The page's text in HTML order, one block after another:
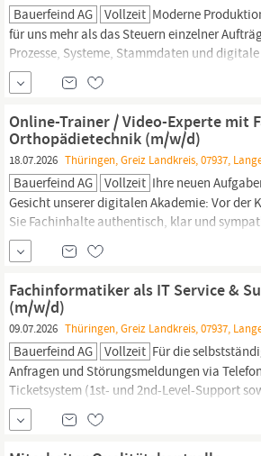
Bauerfeind AG Vollzeit Moderne
für uns mehr als das Steuern einzelner
Prozesse, Systeme, Stammdaten und
einer leistungsfähigen Planungs- und
dieser Rolle arbeiten Sie an der
unserer Produktionsplanung mit. Sie
modernen SAP-ERP-Umfeld,...
Online-Trainer / Video-Experte mit
Orthopädietechnik (m/w/d)
18.07.2026 Thüringen, Greiz Landkreis, 07937,
Bauerfeind AG Vollzeit Ihre neuen
Gesicht unserer digitalen Akademie: Vor der
Sie Fachinhalte authentisch, klar und
echter Moderator oder Darsteller. Konzeption
Mitgestaltung von Lernvideos, Tutorials und
Unterstützung bei der Drehvorbereitung: Sie
Fachinformatiker als IT Service &
(m/w/d)
09.07.2026 Thüringen, Greiz Landkreis, 07937,
Bauerfeind AG Vollzeit Für die
Anfragen und Störungsmeldungen via
Ticketsystem (1st- und 2nd-Level-Support
suchen wir zum nächstmöglichen Zeitpunkt
Zeulenroda-Triebes einen IT Service &